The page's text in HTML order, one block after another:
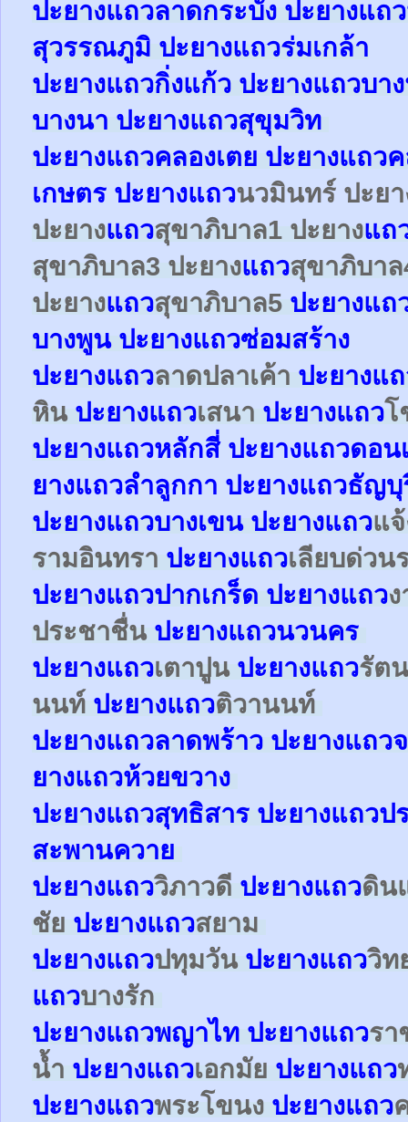
ปะยางแถวลาดกระบัง ปะยางแถว
สุวรรณภูมิ ปะยางแถวร่มเกล้า
ปะยางแถวกิ่งแก้ว ปะยางแถวบา
บางนา ปะยางแถวสุขุมวิท
ปะยางแถวคลองเตย ปะยางแถว
เกษตร ปะยางแถวนวมินทร์ ปะย
ปะยางแถวสุขาภิบาล1 ปะยางแถ
สุขาภิบาล3 ปะยางแถวสุขาภิบาล
ปะยางแถวสุขาภิบาล5 ปะยางแถ
บางพูน ปะยางแถวซ่อมสร้าง
ปะยางแถวลาดปลาเค้า ปะยางแ
หิน ปะยางแถวเสนา ปะยางแถวโ
ปะยางแถวหลักสี่ ปะยางแถวดอน
ยางแถวลำลูกกา ปะยางแถวธัญบุ
ปะยางแถวบางเขน ปะยางแถวแ
รามอินทรา ปะยางแถวเลียบด่วน
ปะยางแถวปากเกร็ด ปะยางแถว
ประชาชื่น ปะยางแถวนวนคร
ปะยางแถวเตาปูน ปะยางแถวรัต
นนท์ ปะยางแถวติวานนท์
ปะยางแถวลาดพร้าว ปะยางแถว
ยางแถวห้วยขวาง
ปะยางแถวสุทธิสาร ปะยางแถวป
สะพานควาย
ปะยางแถววิภาวดี ปะยางแถวดิน
ชัย ปะยางแถวสยาม
ปะยางแถวปทุมวัน ปะยางแถววิ
แถวบางรัก
ปะยางแถวพญาไท ปะยางแถวรา
น้ำ ปะยางแถวเอกมัย ปะยางแถว
ปะยางแถวพระโขนง ปะยางแถว